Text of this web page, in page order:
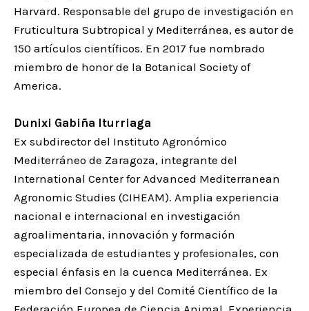
Harvard. Responsable del grupo de investigación en
Fruticultura Subtropical y Mediterránea, es autor de
150 artículos científicos. En 2017 fue nombrado
miembro de honor de la Botanical Society of
America.
Dunixi Gabiña Iturriaga
Ex subdirector del Instituto Agronómico
Mediterráneo de Zaragoza, integrante del
International Center for Advanced Mediterranean
Agronomic Studies (CIHEAM). Amplia experiencia
nacional e internacional en investigación
agroalimentaria, innovación y formación
especializada de estudiantes y profesionales, con
especial énfasis en la cuenca Mediterránea. Ex
miembro del Consejo y del Comité Científico de la